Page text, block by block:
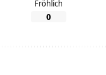
Fröhlich
0